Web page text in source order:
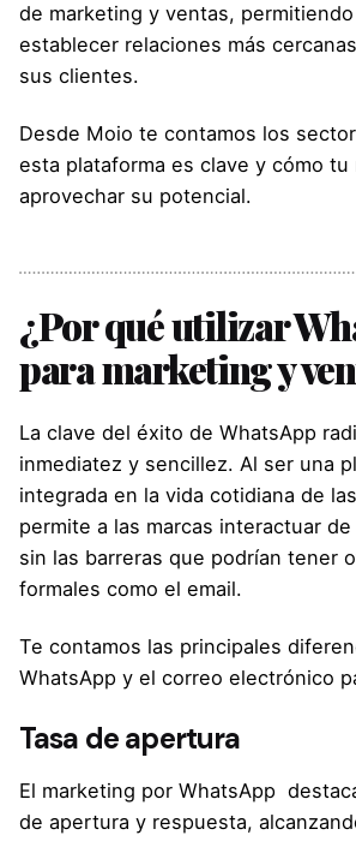
de marketing y ventas, permitiendo
establecer relaciones más
sus clientes.
Desde Moio te contamos los
esta plataforma es clave y cómo
aprovechar su potencial.
¿Por qué utilizar
para marketing y
La clave del éxito de WhatsApp
inmediatez y sencillez. Al ser una
integrada en la vida cotidiana de
permite a las marcas interactuar
sin las barreras que podrían tener
formales como el email.
Te contamos las principales
WhatsApp y el correo electrónico
Tasa de apertura
El marketing por WhatsApp
de apertura y respuesta,